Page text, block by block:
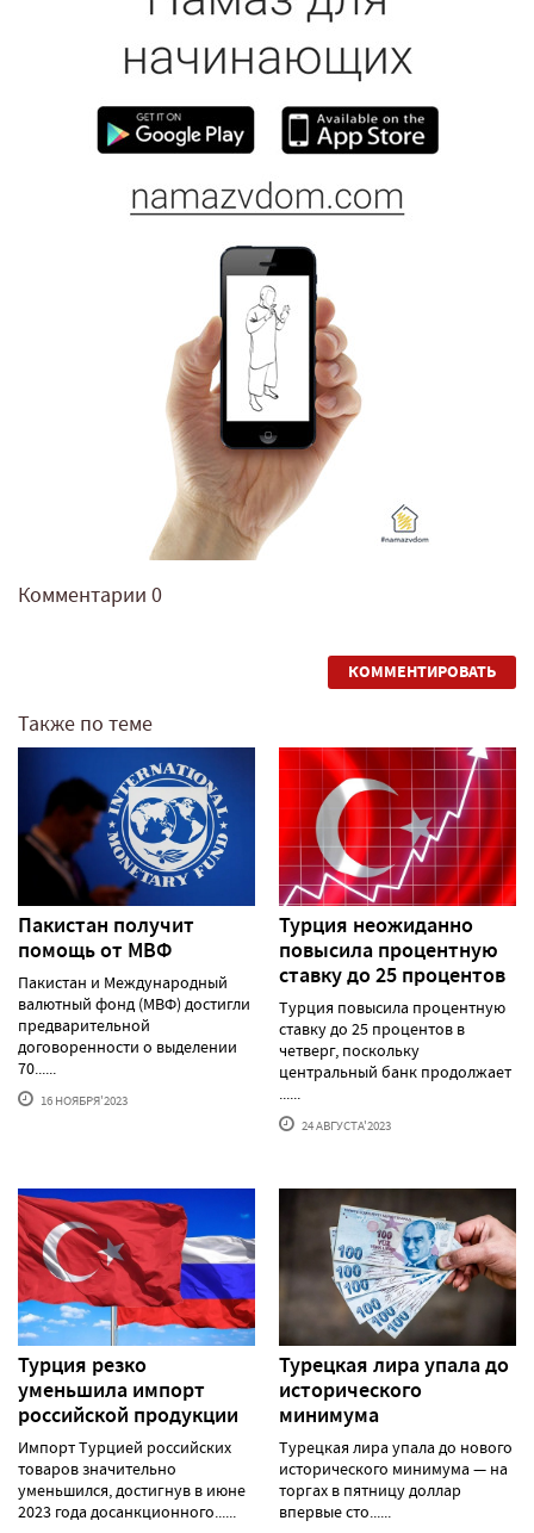
Комментарии 0
КОММЕНТИРОВАТЬ
Также по теме
Пакистан получит
помощь от МВФ
Пакистан и Международный
валютный фонд (МВФ) достигли
предварительной
договоренности о выделении
70......
16 НОЯБРЯ'2023
Турция неожиданно
повысила процентную
ставку до 25 процентов
Турция повысила процентную
ставку до 25 процентов в
четверг, поскольку
центральный банк продолжает
......
24 АВГУСТА'2023
Турция резко
уменьшила импорт
российской продукции
Импорт Турцией российских
товаров значительно
уменьшился, достигнув в июне
2023 года досанкционного......
Турецкая лира упала до
исторического
минимума
Турецкая лира упала до нового
исторического минимума — на
торгах в пятницу доллар
впервые сто......